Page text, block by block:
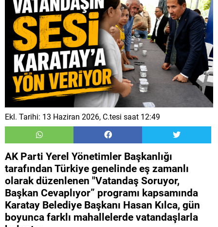
Ekl. Tarihi: 13 Haziran 2026, C.tesi saat 12:49
AK Parti Yerel Yönetimler Başkanlığı
tarafından Türkiye genelinde eş zamanlı
olarak düzenlenen "Vatandaş Soruyor,
Başkan Cevaplıyor” programı kapsamında
Karatay Belediye Başkanı Hasan Kılca, gün
boyunca farklı mahallelerde vatandaşlarla